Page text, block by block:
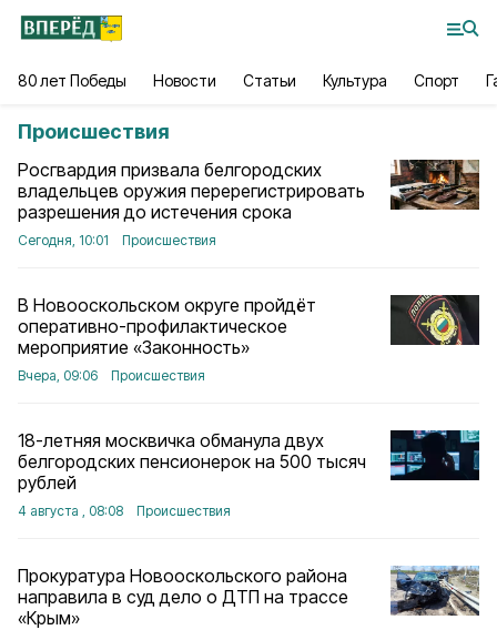
80 лет Победы Новости Статьи Культура Спорт
Происшествия
Росгвардия призвала белгородских
владельцев оружия перерегистрировать
разрешения до истечения срока
Сегодня, 10:01 Происшествия
В Новооскольском округе пройдёт
оперативно-профилактическое
мероприятие «Законность»
Вчера, 09:06 Происшествия
18-летняя москвичка обманула двух
белгородских пенсионерок на 500 тысяч
рублей
4 августа , 08:08 Происшествия
Прокуратура Новооскольского района
направила в суд дело о ДТП на трассе
«Крым»